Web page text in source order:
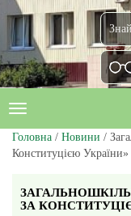
Головна / Новини /
Конституцією України»
ЗА